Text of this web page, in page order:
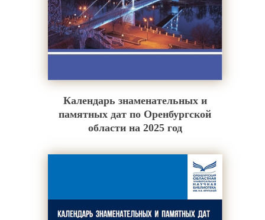
Календарь знаменательных и
памятных дат по Оренбургской
области на 2025 год